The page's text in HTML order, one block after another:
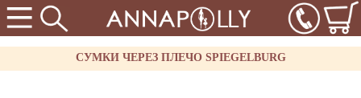
СУМКИ ЧЕРЕЗ ПЛЕЧО SPIEGELBURG